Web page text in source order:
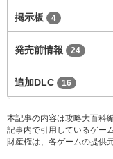
掲示板 4
発売前情報 24
追加DLC 16
本記事の内容は攻略大百科
記事内で引用しているゲー
財産権は、各ゲームの提供